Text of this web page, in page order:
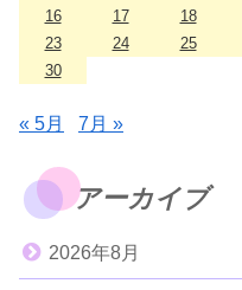
16
17 18
23
24 25
30
« 5月 7月 »
アーカイブ
2026年8月